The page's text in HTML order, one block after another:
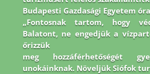
Budapesti Gazdasági Egyetem
„Fontosnak tartom, hogy
Balatont, ne engedjük a
őrizzük
meg hozzáférhetőségét
unokáinknak. Növeljük Siófok